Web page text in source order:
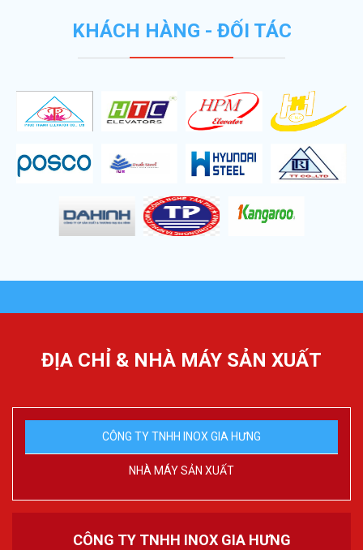
KHÁCH HÀNG - ĐỐI TÁC
ĐỊA CHỈ & NHÀ MÁY SẢN XUẤT
CÔNG TY TNHH INOX GIA HƯNG
NHÀ MÁY SẢN XUẤT
CÔNG TY TNHH INOX GIA HƯNG